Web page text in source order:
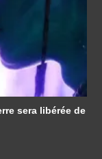
sera libérée de